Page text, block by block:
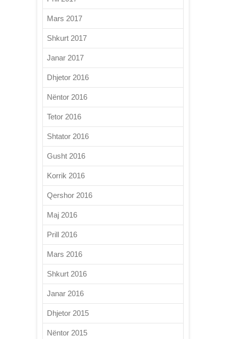
Mars 2017
Shkurt 2017
Janar 2017
Dhjetor 2016
Nëntor 2016
Tetor 2016
Shtator 2016
Gusht 2016
Korrik 2016
Qershor 2016
Maj 2016
Prill 2016
Mars 2016
Shkurt 2016
Janar 2016
Dhjetor 2015
Nëntor 2015